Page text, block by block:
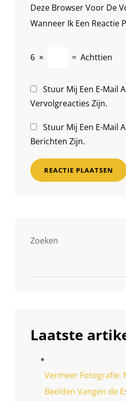
Deze Browser Voor De
Wanneer Ik Een Reactie
6 × = Achttien
Stuur Mij Een E-Mail
Vervolgreacties Zijn.
Stuur Mij Een E-Mail
Berichten Zijn.
Zoeken
Laatste
Vermeer Fotografie:
Beelden Vangen de